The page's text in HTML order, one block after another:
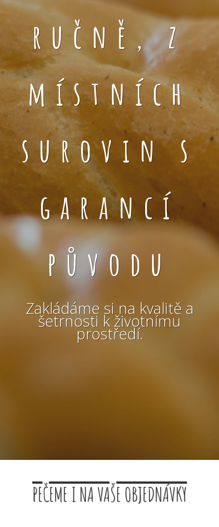
ručně, z
místních
surovin s
garancí
původu
Zakládáme si na kvalitě a
šetrnosti k životnímu
prostředí.
PEČEME I NA VAŠE OBJEDNÁVKY